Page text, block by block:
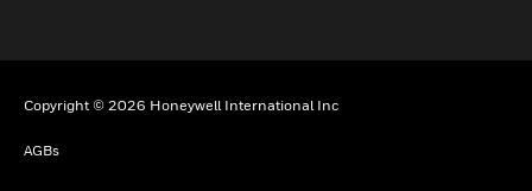
Copyright © 2026 Honeywell International Inc
AGBs